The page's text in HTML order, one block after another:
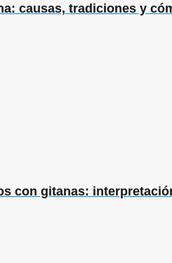
causas, tradiciones y
con gitanas: